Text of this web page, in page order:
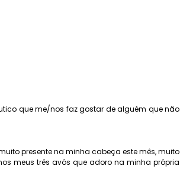
que me/nos faz gostar de alguém que não
presente na minha cabeça este mês, muito
meus três avós que adoro na minha própria